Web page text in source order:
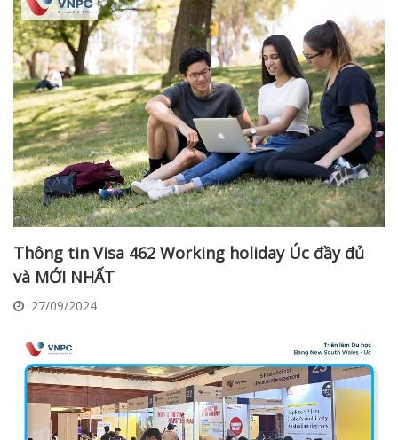
Thông tin Visa 462 Working holiday Úc đầy đủ
và MỚI NHẤT
27/09/2024